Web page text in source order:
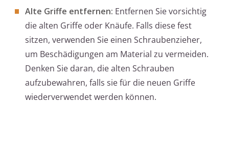
Alte Griffe entfernen: Entfernen Sie vorsichtig
die alten Griffe oder Knäufe. Falls diese fest
sitzen, verwenden Sie einen Schraubenzieher,
um Beschädigungen am Material zu vermeiden.
Denken Sie daran, die alten Schrauben
aufzubewahren, falls sie für die neuen Griffe
wiederverwendet werden können.